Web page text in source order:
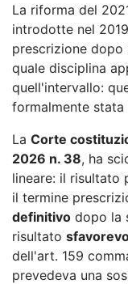
La riforma del
introdotte nel
prescrizione dopo
quale disciplina
quell'intervallo:
formalmente stata
La Corte
2026 n. 38, ha
lineare: il risultato
il termine
definitivo dopo la
risultato
dell'art. 159
prevedeva una